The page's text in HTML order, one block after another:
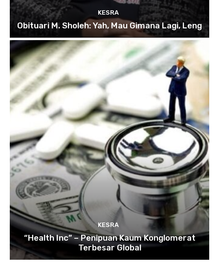
KESRA
Obituari M. Sholeh: Yah, Mau Gimana Lagi, Leng
KESRA
“Health Inc” – Penipuan Kaum Konglomerat
Terbesar Global